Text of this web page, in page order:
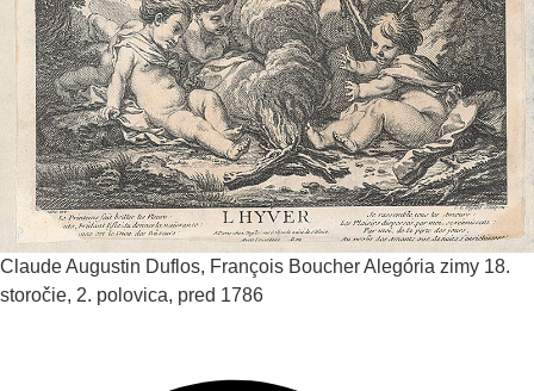
Claude Augustin Duflos, François BoucherAlegória zimy 18.
storočie, 2. polovica, pred 1786